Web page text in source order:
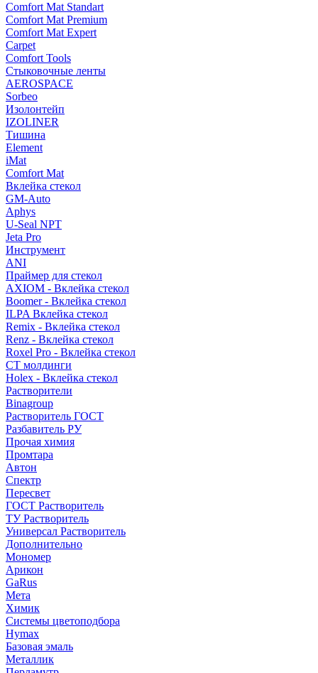
Comfort Mat Standart
Comfort Mat Premium
Comfort Mat Expert
Carpet
Comfort Tools
Стыковочные ленты
AEROSPACE
Sorbeo
Изолонтейп
IZOLINER
Тишина
Element
iMat
Comfort Mat
Вклейка стекол
GM-Auto
Aphys
U-Seal NPT
Jeta Pro
Инструмент
ANI
Праймер для стекол
AXIOM - Вклейка стекол
Boomer - Вклейка стекол
ILPA Вклейка стекол
Remix - Вклейка стекол
Renz - Вклейка стекол
Roxel Pro - Вклейка стекол
СТ молдинги
Holex - Вклейка стекол
Растворители
Binagroup
Растворитель ГОСТ
Разбавитель РУ
Прочая химия
Промтара
Автон
Спектр
Пересвет
ГОСТ Растворитель
ТУ Растворитель
Универсал Растворитель
Дополнительно
Мономер
Арикон
GaRus
Мета
Химик
Системы цветоподбора
Hymax
Базовая эмаль
Металлик